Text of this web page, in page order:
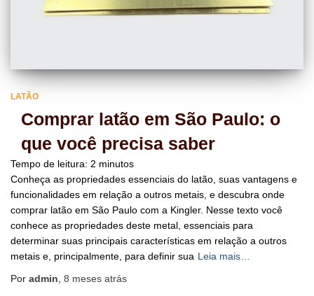
LATÃO
Comprar latão em São Paulo: o
que você precisa saber
Tempo de leitura: 2 minutos
Conheça as propriedades essenciais do latão, suas vantagens e
funcionalidades em relação a outros metais, e descubra onde
comprar latão em São Paulo com a Kingler. Nesse texto você
conhece as propriedades deste metal, essenciais para
determinar suas principais características em relação a outros
metais e, principalmente, para definir sua Leia mais…
Por admin 8 meses atrás